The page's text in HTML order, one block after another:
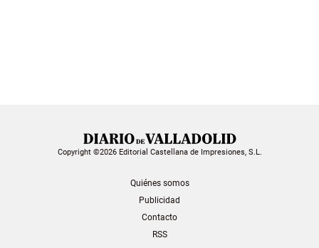
Copyright ©2026 Editorial Castellana de Impresiones, S.L.
Quiénes somos
Publicidad
Contacto
RSS